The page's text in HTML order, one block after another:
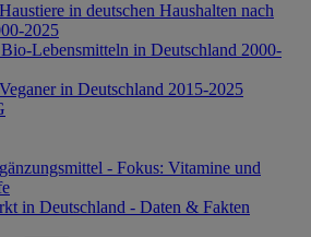
in deutschen Haushalten nach
2025
Lebensmitteln in Deutschland 2000-
in Deutschland 2015-2025
- Fokus: Vitamine und
in Deutschland - Daten & Fakten